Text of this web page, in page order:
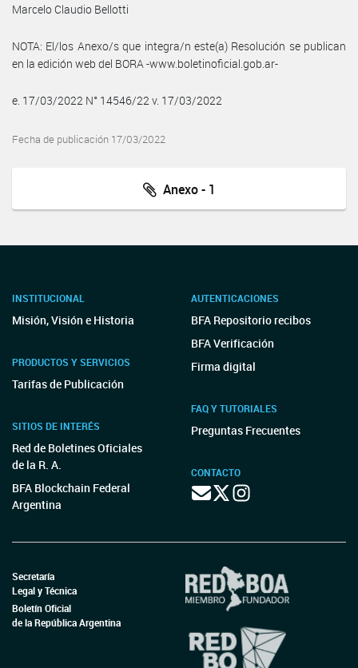
Marcelo Claudio Bellotti
NOTA: El/los Anexo/s que integra/n este(a) Resolución se publican
en la edición web del BORA -www.boletinoficial.gob.ar-
e. 17/03/2022 N° 14546/22 v. 17/03/2022
Fecha de publicación 17/03/2022
Anexo - 1
INSTITUCIONAL
Misión, Visión e Historia
PRODUCTOS Y SERVICIOS
Tarifas de Publicación
SITIOS DE INTERÉS
Red de Boletines Oficiales
de la R. A.
BFA Blockchain Federal
Argentina
AUTENTICACIONES
BFA Repositorio recibos
BFA Verificación
Firma digital
FAQ Y TUTORIALES
Preguntas Frecuentes
CONTACTO
Secretaría
Legal y Técnica
Boletín Oficial
de la República Argentina